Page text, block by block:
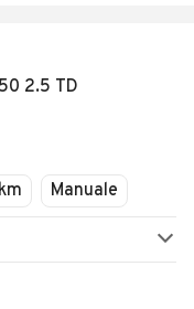
2.5 TD
Manuale